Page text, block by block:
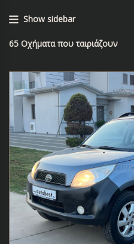
Show sidebar
65 Οχήματα που ταιριάζουν